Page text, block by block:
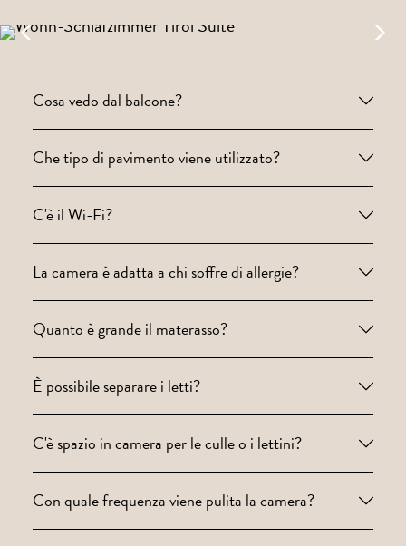
Cosa vedo dal balcone?
Che tipo di pavimento viene utilizzato?
C'è il Wi-Fi?
La camera è adatta a chi soffre di allergie?
Quanto è grande il materasso?
È possibile separare i letti?
C'è spazio in camera per le culle o i lettini?
Con quale frequenza viene pulita la camera?